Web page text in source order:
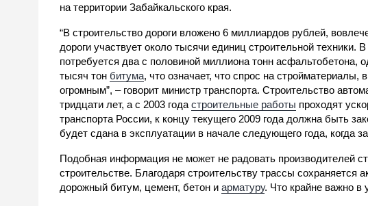
на территории Забайкальского края.
“В строительство дороги вложено 6 миллиардов рублей,
дороги участвует около тысячи единиц строительной техники.
потребуется два с половиной миллиона тонн асфальтобетона,
тысяч тон битума, что означает, что спрос на стройматериалы,
огромным”, – говорит министр транспорта. Строительство
тридцати лет, а с 2003 года строительные работы проходят
транспорта России, к концу текущего 2009 года должна быть
будет сдана в эксплуатации в начале следующего года, когда
Подобная информация не может не радовать производителей
строительстве. Благодаря строительству трассы сохраняется
дорожный битум, цемент, бетон и арматуру. Что крайне важно в